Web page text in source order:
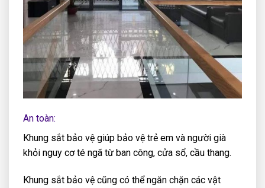
An toàn:
Khung sắt bảo vệ giúp bảo vệ trẻ em và người già
khỏi nguy cơ té ngã từ ban công, cửa sổ, cầu thang.
Khung sắt bảo vệ cũng có thể ngăn chặn các vật